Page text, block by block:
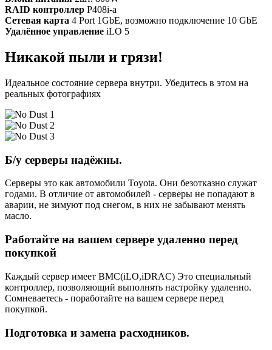
RAID контроллер P408i-a
Сетевая карта 4 Port 1GbE, возможно подключение 10 GbE
Удалённое управление iLO 5
Никакой пыли и грязи!
Идеальное состояние сервера внутри. Убедитесь в этом на
реальных фотографиях
Б/у серверы надёжны.
Серверы это как автомобили Toyota. Они безотказно служат
годами. В отличие от автомобилей - серверы не попадают в
аварии, не зимуют под снегом, в них не забывают менять
масло.
Работайте на вашем сервере удаленно перед
покупкой
Каждый сервер имеет BMC(iLO,iDRAC) Это специальный
контроллер, позволяющий выполнять настройку удаленно.
Сомневаетесь - поработайте на вашем сервере перед
покупкой.
Подготовка и замена расходников.